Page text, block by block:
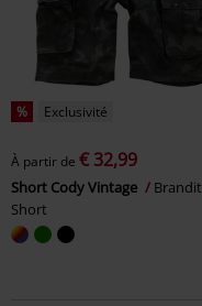
% Exclusivité
À partir de € 32,99
Short Cody Vintage
Brandit
Short